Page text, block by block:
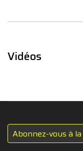
Vidéos
Abonnez-vous à